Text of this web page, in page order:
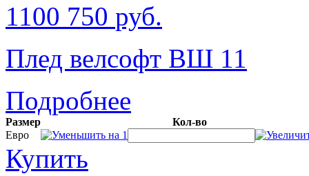
1100 750 руб.
Плед велсофт ВШ 11
Подробнее
Размер
Кол-во
Евро
Купить